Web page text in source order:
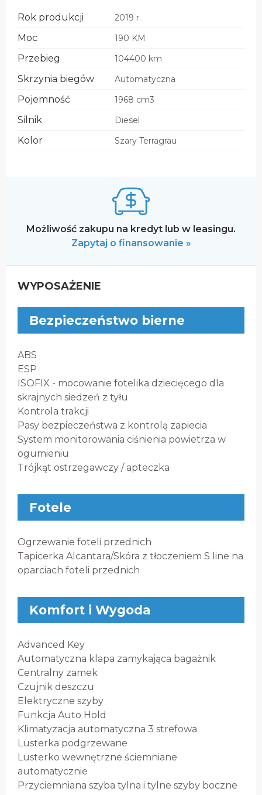
Rok produkcji 2019 r.
Moc 190 KM
Przebieg 104400 km
Skrzynia biegów Automatyczna
Pojemność 1968 cm3
Silnik Diesel
Kolor Szary Terragrau
Możliwość zakupu na kredyt lub w leasingu.
Zapytaj o finansowanie »
WYPOSAŻENIE
Bezpieczeństwo bierne
ABS
ESP
ISOFIX - mocowanie fotelika dziecięcego dla
skrajnych siedzeń z tyłu
Kontrola trakcji
Pasy bezpieczeństwa z kontrolą zapiecia
System monitorowania ciśnienia powietrza w
ogumieniu
Trójkąt ostrzegawczy / apteczka
Fotele
Ogrzewanie foteli przednich
Tapicerka Alcantara/Skóra z tłoczeniem S line na
oparciach foteli przednich
Komfort i Wygoda
Advanced Key
Automatyczna klapa zamykająca bagażnik
Centralny zamek
Czujnik deszczu
Elektryczne szyby
Funkcja Auto Hold
Klimatyzacja automatyczna 3 strefowa
Lusterka podgrzewane
Lusterko wewnętrzne ściemniane
automatycznie
Przyciemniana szyba tylna i tylne szyby boczne